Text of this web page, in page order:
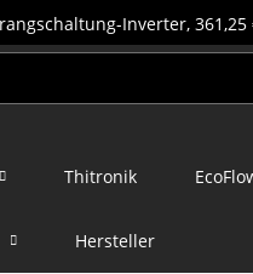
Thitronik
Hersteller